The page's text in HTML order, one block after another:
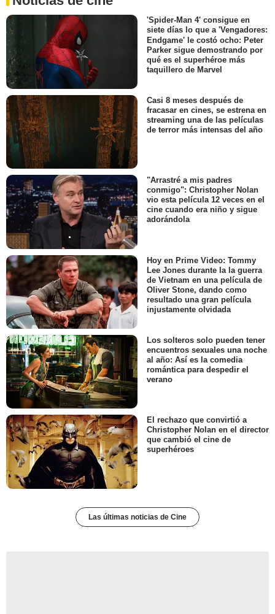
'Spider-Man 4' consigue en
siete días lo que a 'Vengadores:
Endgame' le costó ocho: Peter
Parker sigue demostrando por
qué es el superhéroe más
taquillero de Marvel
Casi 8 meses después de
fracasar en cines, se estrena en
streaming una de las películas
de terror más intensas del año
"Arrastré a mis padres
conmigo": Christopher Nolan
vio esta película 12 veces en el
cine cuando era niño y sigue
adorándola
Hoy en Prime Video: Tommy
Lee Jones durante la la guerra
de Vietnam en una película de
Oliver Stone, dando como
resultado una gran película
injustamente olvidada
Los solteros solo pueden tener
encuentros sexuales una noche
al año: Así es la comedia
romántica para despedir el
verano
El rechazo que convirtió a
Christopher Nolan en el director
que cambió el cine de
superhéroes
Las últimas noticias de Cine